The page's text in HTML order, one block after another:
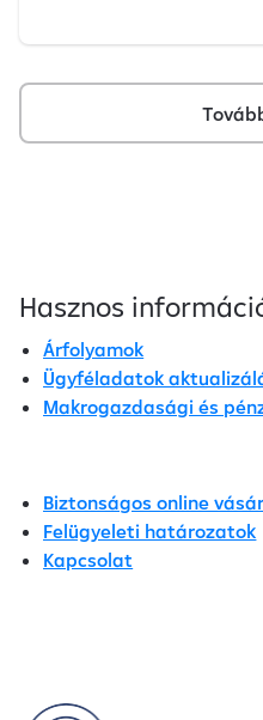
Hasznos
Árfolyamok
Ügyféladatok
Makrogazdasági és
Biztonságos online
Felügyeleti határozatok
Kapcsolat